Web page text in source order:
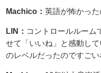
Machico： 英語が怖かった
LIN： コントロールルーム
せて「いいね」と感動し
のレベルだったのですごい